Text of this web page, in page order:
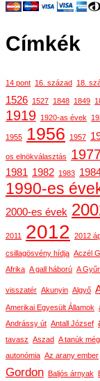
Címkék
14 pont 16. század 18.
1526 1527 1848 1849
1919 1920-as évek
1955 1956 1957
os elnökválasztás
1981 1982 1983
1990-es
2000-es évek
2011 2012 2012
csillagösvény hídja Aczél
Afrika A gall háború A
visszatér Akunyin Algyő
Amerikai Egyesült Államok
Andrássy út Antall József
tavasz Aszad A tanúk
autonómia Az arany ember
Gordon
Baljós árnyak